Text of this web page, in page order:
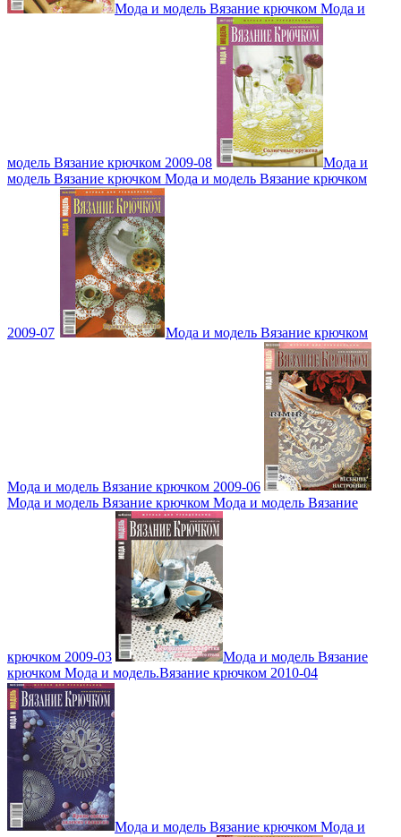
Мода и модель Вязание крючком Мода и
модель Вязание крючком 2009-08
Мода и
модель Вязание крючком Мода и модель Вязание крючком
2009-07 Мода и модель Вязание крючком
Мода и модель Вязание крючком 2009-06
Мода и модель Вязание крючком Мода и модель Вязание
крючком 2009-03
Мода и модель Вязание
крючком Мода и модель.Вязание крючком 2010-04
Мода и модель Вязание крючком Мода и